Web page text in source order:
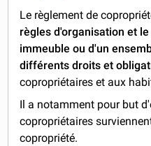
Le règlement de
règles d'organisation et le
immeuble ou d'un
différents droits et
copropriétaires et aux
Il a notamment pour but
copropriétaires
copropriété.